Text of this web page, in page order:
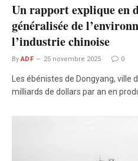
Un rapport explique en
généralisée de
l’industrie chinoise
By ADF 25 novembre 2025 0
Les ébénistes de Dongyang, ville
milliards de dollars par an en